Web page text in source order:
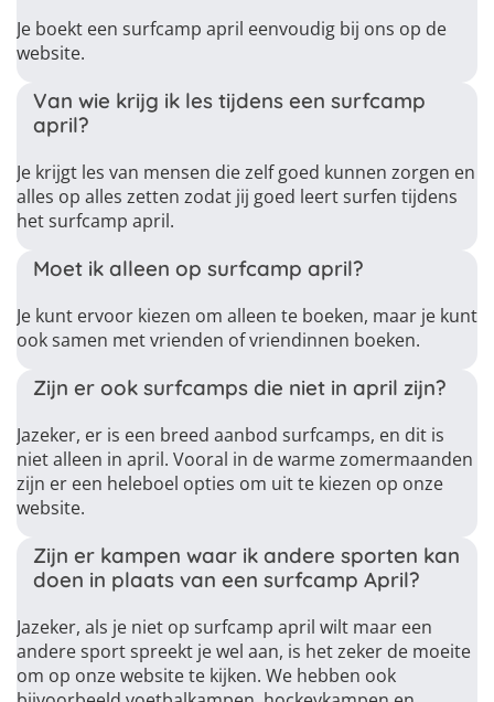
Je boekt een surfcamp april eenvoudig bij ons op de
website.
Van wie krijg ik les tijdens een surfcamp
april?
Je krijgt les van mensen die zelf goed kunnen zorgen en
alles op alles zetten zodat jij goed leert surfen tijdens
het surfcamp april.
Moet ik alleen op surfcamp april?
Je kunt ervoor kiezen om alleen te boeken, maar je kunt
ook samen met vrienden of vriendinnen boeken.
Zijn er ook surfcamps die niet in april zijn?
Jazeker, er is een breed aanbod surfcamps, en dit is
niet alleen in april. Vooral in de warme zomermaanden
zijn er een heleboel opties om uit te kiezen op onze
website.
Zijn er kampen waar ik andere sporten kan
doen in plaats van een surfcamp April?
Jazeker, als je niet op surfcamp april wilt maar een
andere sport spreekt je wel aan, is het zeker de moeite
om op onze website te kijken. We hebben ook